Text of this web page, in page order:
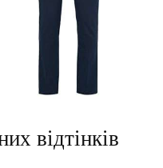
відтінків